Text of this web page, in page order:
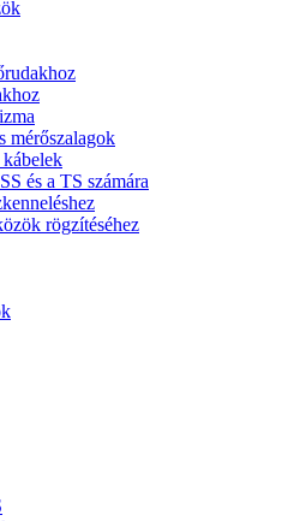
mérőszalagok
és a TS számára
rögzítéséhez